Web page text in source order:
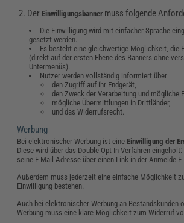
2. Der Einwilligungsbanner muss folgende
Die Einwilligung wird mit einfacher Sprache
gesetzt werden.
Es besteht eine gleichwertige Möglichkeit, die
(direkt auf der ersten Ebene des Banners ohne
Untermenüs).
Nutzer werden vollständig informiert über
den Zugriff auf ihr Endgerät,
den Zweck der Verarbeitung und mögliche
mögliche Übermittlungen in Drittländer,
und das Widerrufsrecht.
Werbung
Bei elektronischer Werbung ist eine Einwilligung der
Diese wird über das Double-Opt-In-Verfahren
seine E-Mail-Adresse über einen Link in der Anmelde-
Außerdem muss jederzeit eine einfache Möglichkeit
Einwilligung bestehen.
Auch bei elektronischer Werbung an Bestandskunden
Werbung muss eine klare Möglichkeit zum Widerruf